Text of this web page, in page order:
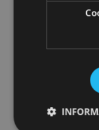
agosto o a
es sí, Navarra es
¿Sabes por qué?